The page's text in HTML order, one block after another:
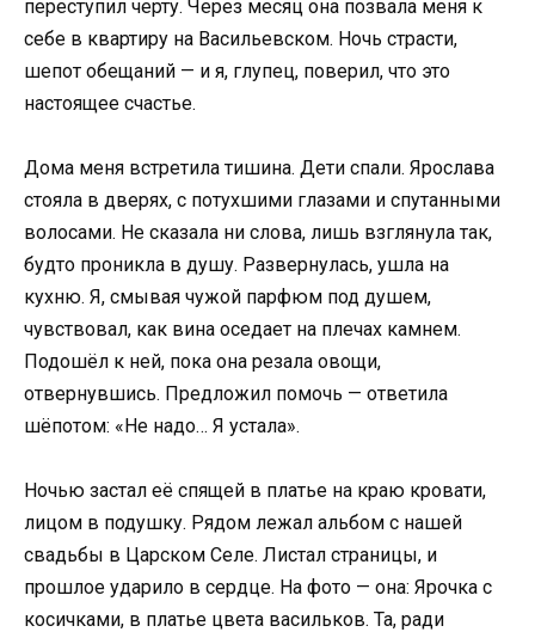
переступил черту. Через месяц она позвала меня к
себе в квартиру на Васильевском. Ночь страсти,
шепот обещаний — и я, глупец, поверил, что это
настоящее счастье.
Дома меня встретила тишина. Дети спали. Ярослава
стояла в дверях, с потухшими глазами и спутанными
волосами. Не сказала ни слова, лишь взглянула так,
будто проникла в душу. Развернулась, ушла на
кухню. Я, смывая чужой парфюм под душем,
чувствовал, как вина оседает на плечах камнем.
Подошёл к ней, пока она резала овощи,
отвернувшись. Предложил помочь — ответила
шёпотом: «Не надо… Я устала».
Ночью застал её спящей в платье на краю кровати,
лицом в подушку. Рядом лежал альбом с нашей
свадьбы в Царском Селе. Листал страницы, и
прошлое ударило в сердце. На фото — она: Ярочка с
косичками, в платье цвета васильков. Та, ради